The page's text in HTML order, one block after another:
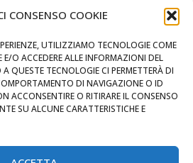
CONSENSO COOKIE
UTILIZZIAMO TECNOLOGIE COME
E/O ACCEDERE ALLE INFORMAZIONI DEL
QUESTE TECNOLOGIE CI PERMETTERÀ DI
DI NAVIGAZIONE O ID
ACCONSENTIRE O RITIRARE IL CONSENSO
SU ALCUNE CARATTERISTICHE E